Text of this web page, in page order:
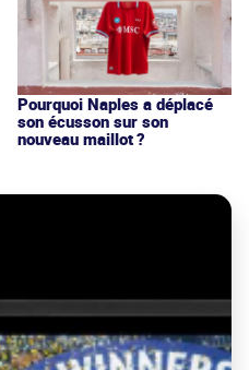
Pourquoi Naples a déplacé
son écusson sur son
nouveau maillot ?